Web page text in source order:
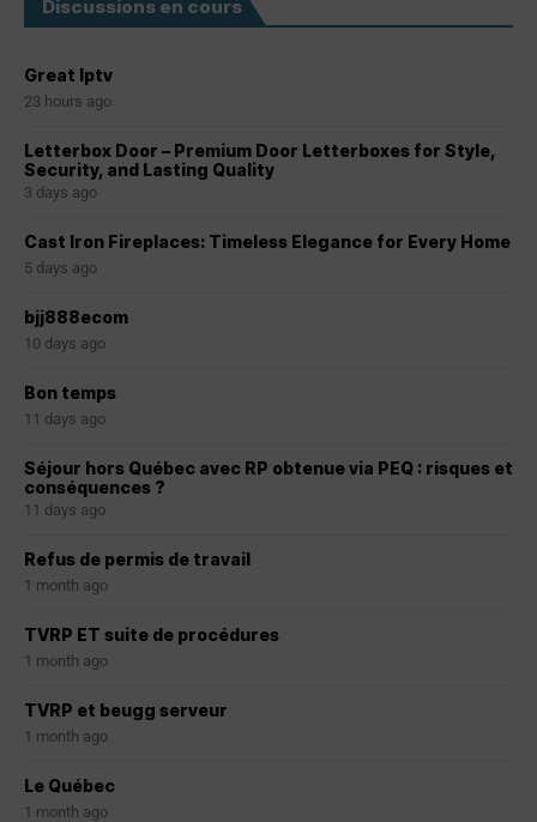
Discussions en cours
Great Iptv
23 hours ago
Letterbox Door – Premium Door Letterboxes for Style,
Security, and Lasting Quality
3 days ago
Cast Iron Fireplaces: Timeless Elegance for Every Home
5 days ago
bjj888ecom
10 days ago
Bon temps
11 days ago
Séjour hors Québec avec RP obtenue via PEQ : risques et
conséquences ?
11 days ago
Refus de permis de travail
1 month ago
TVRP ET suite de procédures
1 month ago
TVRP et beugg serveur
1 month ago
Le Québec
1 month ago